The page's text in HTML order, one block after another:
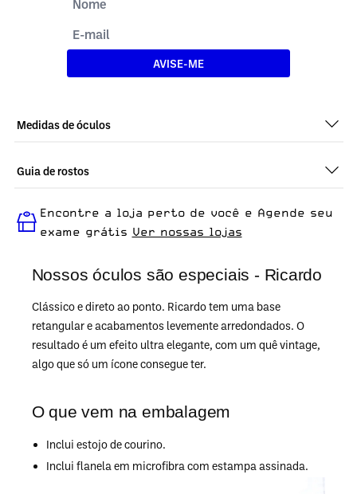
Nossos óculos são especiais - Ricardo
Clássico e direto ao ponto. Ricardo tem uma base
retangular e acabamentos levemente arredondados. O
resultado é um efeito ultra elegante, com um quê vintage,
algo que só um ícone consegue ter.
O que vem na embalagem
Inclui estojo de courino.
Inclui flanela em microfibra com estampa assinada.
AVISE-ME
Medidas de óculos
Guia de rostos
Amarelo é ideal para quem busca um óculos confortável para
o dia a dia.
Encontre a loja perto de você e Agende seu
exame grátis Ver nossas lojas